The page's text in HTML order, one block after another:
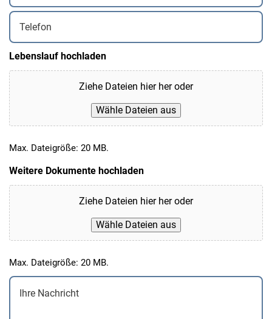
Mail
Lebenslauf hochladen
Ziehe Dateien hier her oder
Wähle Dateien aus
Max. Dateigröße: 20 MB.
Weitere Dokumente hochladen
Ziehe Dateien hier her oder
Wähle Dateien aus
Max. Dateigröße: 20 MB.